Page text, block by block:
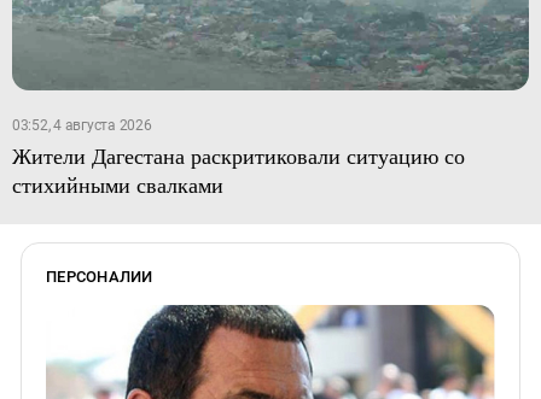
03:52, 4 августа 2026
Жители Дагестана раскритиковали ситуацию со
стихийными свалками
ПЕРСОНАЛИИ